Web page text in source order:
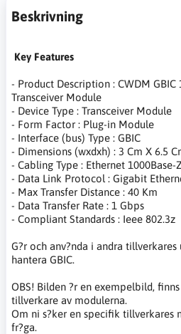
Beskrivning
Key Features
- Product Description : CWDM GBIC
Transceiver Module
- Device Type : Transceiver Module
- Form Factor : Plug-in Module
- Interface (bus) Type : GBIC
- Dimensions (wxdxh) : 3 Cm X 6.5
- Cabling Type : Ethernet
- Data Link Protocol : Gigabit
- Max Transfer Distance : 40 Km
- Data Transfer Rate : 1 Gbps
- Compliant Standards : Ieee 802.3z
G?r och anv?nda i andra
hantera GBIC.
OBS! Bilden ?r en exempelbild,
tillverkare av modulerna.
Om ni s?ker en specifik tillverkares
fr?ga.